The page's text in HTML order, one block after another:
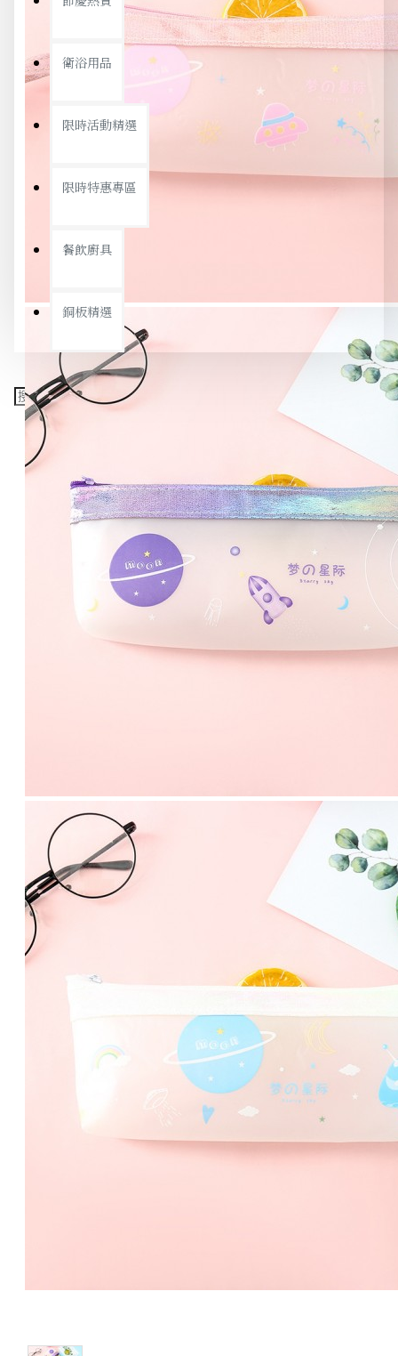
衛浴用品
限時活動精選
限時特惠專區
餐飲廚具
銅板精選